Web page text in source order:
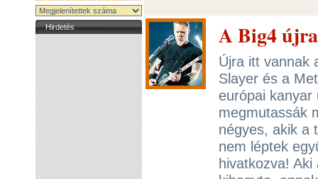
Hirdetés A Big4
Újra itt vannak
Slayer és a
európai
megmutassák
négyes, akik a
nem léptek
hivatkozva!